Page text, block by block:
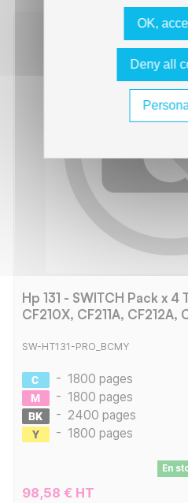
Hp 131 - SWITCH Pack x
CF210X, CF211A, CF212A,
SW-HT131-PRO_BCMY
- 1800 pages
- 1800 pages
- 2400 pages
- 1800 pages
En
98,58 € HT
OK,
Deny all